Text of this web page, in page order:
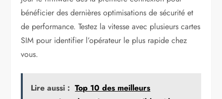
bénéficier des dernières optimisations de sécurité et
de performance. Testez la vitesse avec plusieurs cartes
SIM pour identifier l’opérateur le plus rapide chez
vous.
Lire aussi : Top 10 des meilleurs